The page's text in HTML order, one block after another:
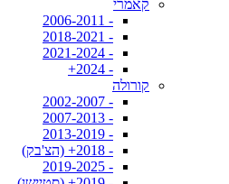
קאמרי
- 2006-2011
- 2018-2021
- 2021-2024
- 2024+
קורולה
- 2002-2007
- 2007-2013
- 2013-2019
- 2018+ (הצ'בק)
- 2019-2025